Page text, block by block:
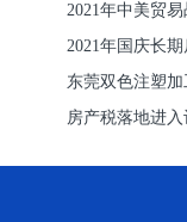
2021年中美贸
2021年国庆长
东莞双色注塑
房产税落地进